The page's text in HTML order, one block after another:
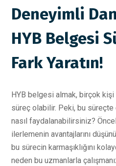
Deneyimli
HYB Belgesi
Fark Yaratın!
HYB belgesi almak, birçok kişi
süreç olabilir. Peki, bu süreçte
nasıl faydalanabilirsiniz?
ilerlemenin avantajlarını
bu sürecin karmaşıklığını
neden bu uzmanlarla